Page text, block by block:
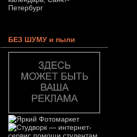
БЕЗ ШУМУ и пыли